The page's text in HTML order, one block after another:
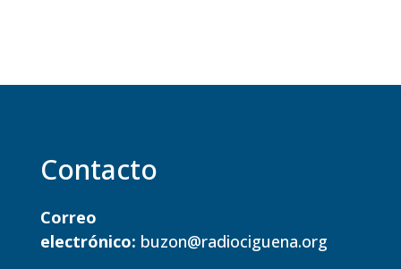
Contacto
Correo
electrónico: buzon@radiociguena.org